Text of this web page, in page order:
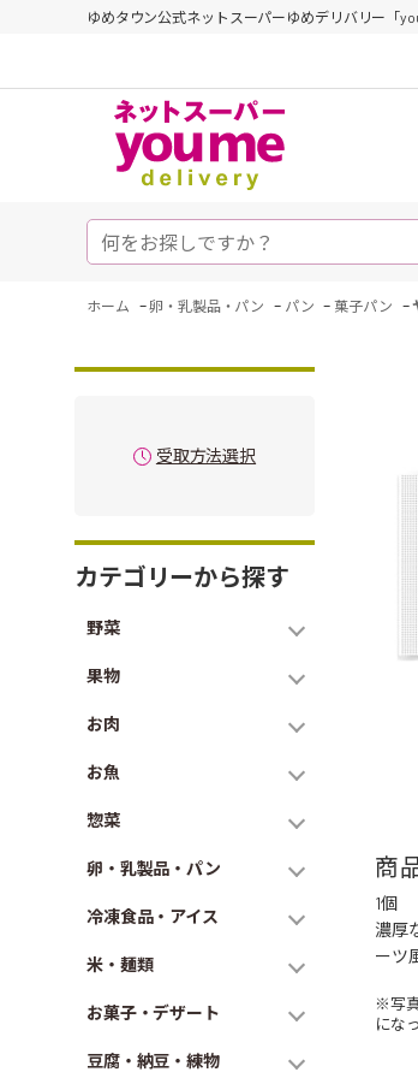
ゆめタウン公式ネットスーパーゆめデリバリー「
ホーム -卵・乳製品・パン - パン -菓子パン -
受取方法選択
カテゴリーから探す
野菜
果物
お肉
お魚
惣菜
卵・乳製品・パン
冷凍食品・アイス
米・麺類
お菓子・デザート
豆腐・納豆・練物
商
1個
濃厚
ーツ
※写
にな